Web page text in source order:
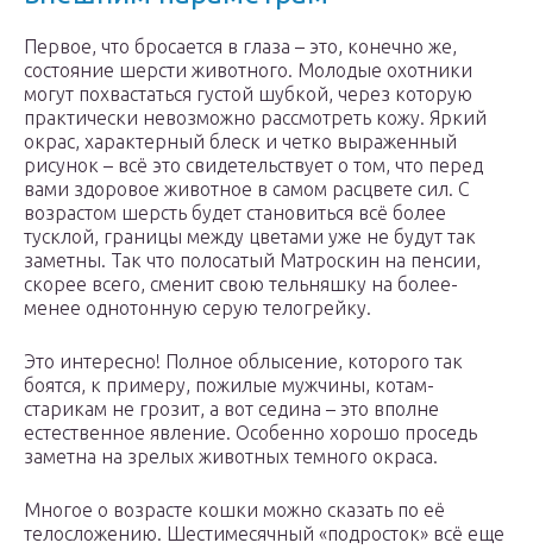
Первое, что бросается в глаза – это, конечно же,
состояние шерсти животного. Молодые охотники
могут похвастаться густой шубкой, через которую
практически невозможно рассмотреть кожу. Яркий
окрас, характерный блеск и четко выраженный
рисунок – всё это свидетельствует о том, что перед
вами здоровое животное в самом расцвете сил. С
возрастом шерсть будет становиться всё более
тусклой, границы между цветами уже не будут так
заметны. Так что полосатый Матроскин на пенсии,
скорее всего, сменит свою тельняшку на более-
менее однотонную серую телогрейку.
Это интересно! Полное облысение, которого так
боятся, к примеру, пожилые мужчины, котам-
старикам не грозит, а вот седина – это вполне
естественное явление. Особенно хорошо проседь
заметна на зрелых животных темного окраса.
Многое о возрасте кошки можно сказать по её
телосложению. Шестимесячный «подросток» всё еще